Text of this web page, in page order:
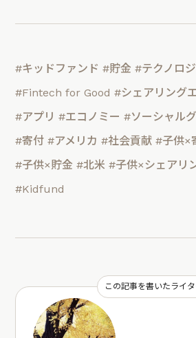
#キッドファンド #貯金 #テクノロ
#Fintech for Good #シェアリング
#アプリ #エコノミー #ソーシャル
#寄付 #アメリカ #社会貢献 #子供×
#子供×貯金 #北米 #子供×シェアリ
#Kidfund
この記事を書いたライ